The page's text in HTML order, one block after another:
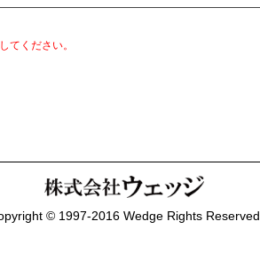
てください。
© 1997-2016 Wedge Rights Reserved